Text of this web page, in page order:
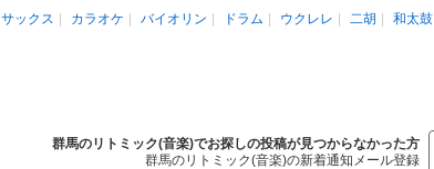
サックス カラオケ バイオリン ドラム ウクレレ 二胡 和太鼓
群馬のリトミック(音楽)でお探しの投稿が見つからなかった方
群馬のリトミック(音楽)の新着通知メール登録